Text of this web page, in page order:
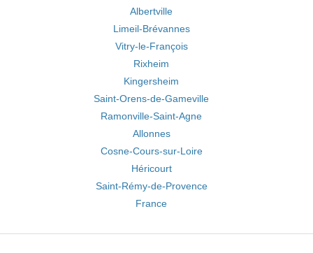
Albertville
Limeil-Brévannes
Vitry-le-François
Rixheim
Kingersheim
Saint-Orens-de-Gameville
Ramonville-Saint-Agne
Allonnes
Cosne-Cours-sur-Loire
Héricourt
Saint-Rémy-de-Provence
France